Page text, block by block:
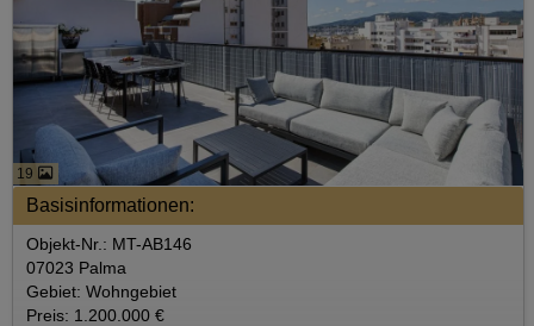
19
Basisinformationen:
Objekt-Nr.: MT-AB146
07023 Palma
Gebiet: Wohngebiet
Preis: 1.200.000 €